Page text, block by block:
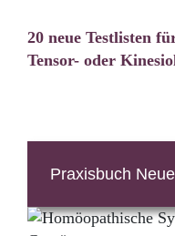
20 neue Testlisten
Tensor- oder
Praxisbuch